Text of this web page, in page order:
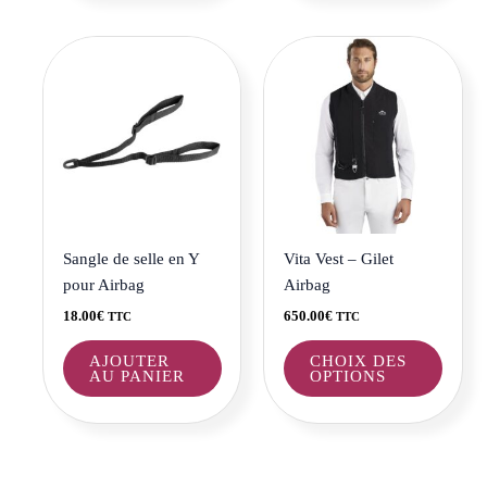
Sangle de selle en Y
pour Airbag
18.00€ TTC
AJOUTER
AU PANIER
Vita Vest – Gilet
Airbag
650.00€ TTC
CHOIX DES
OPTIONS
Ce
page
du